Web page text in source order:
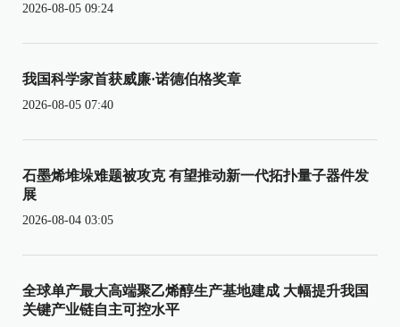
2026-08-05 09:24
我国科学家首获威廉·诺德伯格奖章
2026-08-05 07:40
石墨烯堆垛难题被攻克 有望推动新一代拓扑量子器件发
展
2026-08-04 03:05
全球单产最大高端聚乙烯醇生产基地建成 大幅提升我国
关键产业链自主可控水平